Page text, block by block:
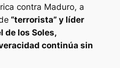
contra Maduro, a
“terrorista” y líder
de los Soles,
continúa sin